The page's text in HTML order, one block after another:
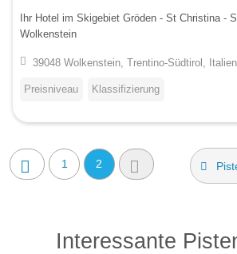
Ihr Hotel im Skigebiet Gröden - St Christina -
Wolkenstein
39048 Wolkenstein, Trentino-Südtirol, Italien
Preisniveau Klassifizierung
1 2
Interessante